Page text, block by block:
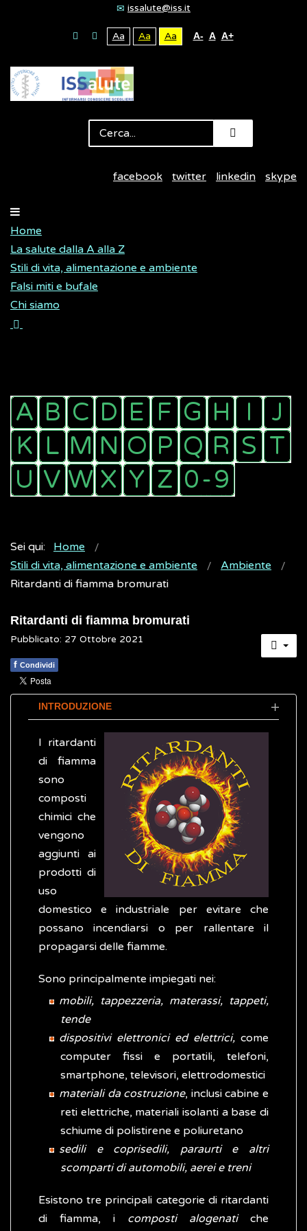
issalute@iss.it
Aa Aa Aa A- A A+
facebook twitter linkedin skype
Home
La salute dalla A alla Z
Stili di vita, alimentazione e ambiente
Falsi miti e bufale
Chi siamo
Sei qui:
Home
Stili di vita, alimentazione e ambiente
Ambiente
Ritardanti di fiamma bromurati
Ritardanti di fiamma bromurati
Pubblicato: 27 Ottobre 2021
f Condividi
INTRODUZIONE
I ritardanti
di fiamma
sono
composti
chimici che
vengono
aggiunti ai
prodotti di
uso
domestico e industriale per evitare che
possano incendiarsi o per rallentare il
propagarsi delle fiamme.
Sono principalmente impiegati nei:
mobili, tappezzeria, materassi, tappeti,
tende
dispositivi elettronici ed elettrici, come
computer fissi e portatili, telefoni,
smartphone, televisori, elettrodomestici
materiali da costruzione, inclusi cabine e
reti elettriche, materiali isolanti a base di
schiume di polistirene e poliuretano
sedili e coprisedili, paraurti e altri
scomparti di automobili, aerei e treni
Esistono tre principali categorie di ritardanti
di fiamma, i composti alogenatiche